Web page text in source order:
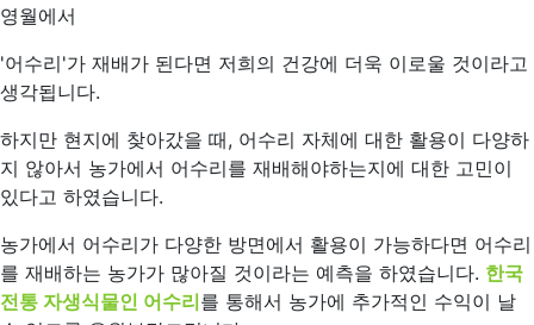
영월에서
'어수리'가 재배가 된다면 저희의 건강에 더욱 이로울 것이라고
생각됩니다.
하지만 현지에 찾아갔을 때, 어수리 자체에 대한 활용이 다양하
지 않아서 농가에서 어수리를 재배해야하는지에 대한 고민이
있다고 하였습니다.
농가에서 어수리가 다양한 방면에서 활용이 가능하다면 어수리
를 재배하는 농가가 많아질 것이라는 예측을 하였습니다. 한국
전통 자생식물인 어수리를 통해서 농가에 추가적인 수익이 날